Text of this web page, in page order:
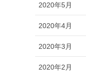
2020年5月
2020年4月
2020年3月
2020年2月